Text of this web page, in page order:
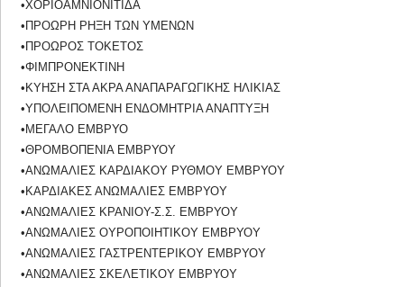
•ΧΟΡΙΟΑΜΝΙΟΝΙΤΙΔΑ
•ΠΡΟΩΡΗ ΡΗΞΗ ΤΩΝ ΥΜΕΝΩΝ
•ΠΡΟΩΡΟΣ ΤΟΚΕΤΟΣ
•ΦΙΜΠΡΟΝΕΚΤΙΝΗ
•ΚΥΗΣΗ ΣΤΑ ΑΚΡΑ ΑΝΑΠΑΡΑΓΩΓΙΚΗΣ ΗΛΙΚΙΑΣ
•ΥΠΟΛΕΙΠΟΜΕΝΗ ΕΝΔΟΜΗΤΡΙΑ ΑΝΑΠΤΥΞΗ
•ΜΕΓΑΛΟ ΕΜΒΡΥΟ
•ΘΡΟΜΒΟΠΕΝΙΑ ΕΜΒΡΥΟΥ
•ΑΝΩΜΑΛΙΕΣ ΚΑΡΔΙΑΚΟΥ ΡΥΘΜΟΥ ΕΜΒΡΥΟΥ
•ΚΑΡΔΙΑΚΕΣ ΑΝΩΜΑΛΙΕΣ ΕΜΒΡΥΟΥ
•ΑΝΩΜΑΛΙΕΣ ΚΡΑΝΙΟΥ-Σ.Σ. ΕΜΒΡΥΟΥ
•ΑΝΩΜΑΛΙΕΣ ΟΥΡΟΠΟΙΗΤΙΚΟΥ ΕΜΒΡΥΟΥ
•ΑΝΩΜΑΛΙΕΣ ΓΑΣΤΡΕΝΤΕΡΙΚΟΥ ΕΜΒΡΥΟΥ
•ΑΝΩΜΑΛΙΕΣ ΣΚΕΛΕΤΙΚΟΥ ΕΜΒΡΥΟΥ